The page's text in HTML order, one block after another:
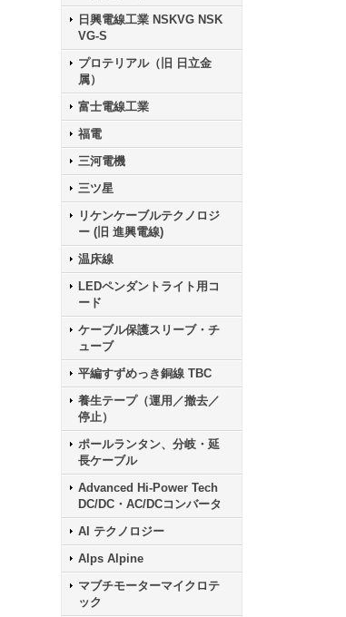
日興電線工業 NSKVG NSK
VG-S
プロテリアル（旧 日立金
属）
富士電線工業
福電
三河電機
三ツ星
リケンケーブルテクノロジ
ー (旧 進興電線)
温床線
LEDペンダントライト用コ
ード
ケーブル保護スリーブ・チ
ューブ
平編すずめっき銅線 TBC
養生テープ（運用／撤去／
停止）
ポールランタン、分岐・延
長ケーブル
Advanced Hi-Power Tech
DC/DC・AC/DCコンバータ
AI テクノロジー
Alps Alpine
マブチモーターマイクロテ
ック